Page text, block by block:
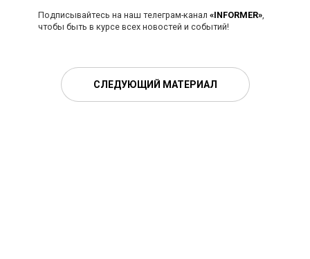
Подписывайтесь на наш телеграм-канал «INFORMER»,
чтобы быть в курсе всех новостей и событий!
СЛЕДУЮЩИЙ МАТЕРИАЛ